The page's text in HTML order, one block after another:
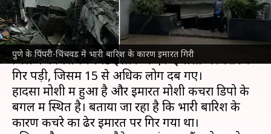
पुणे के पिंपरी-चिंचवड में भारी बारिश के कारण इमारत गिरी
क्या है खबर?
महाराष्ट्रमें भारी बारिश का कहर जारी है। बुधवार कोपुणे
जिले के पिंपरी-चिंचवड इलाके में एक इमारत भरभराकर
गिर पड़ी, जिसमें 15 से अधिक लोग दब गए।
हादसा मोशी में हुआ है और इमारत मोशी कचरा डिपो के
बगल में स्थित है। बताया जा रहा है कि भारी बारिश के
कारण कचरे का ढेर इमारत पर गिर गया था।